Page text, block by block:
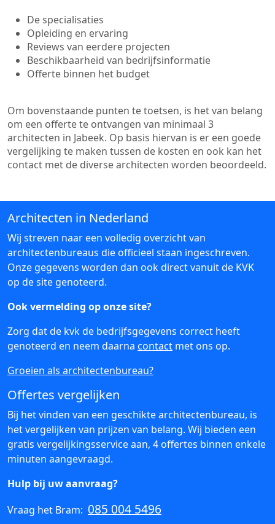
De specialisaties
Opleiding en ervaring
Reviews van eerdere projecten
Beschikbaarheid van bedrijfsinformatie
Offerte binnen het budget
Om bovenstaande punten te toetsen, is het van belang
om een offerte te ontvangen van minimaal 3
architecten in Jabeek. Op basis hiervan is er een goede
vergelijking te maken tussen de kosten en ook kan het
contact met de diverse architecten worden beoordeeld.
Architecten in Nederland
Wij streven naar een volledig overzicht van
architectenbureaus die officieel staan ingeschreven.
Onze gegevens worden dan ook direct vanuit de KVK
op de site genoteerd.
Ook vermelding op onze site?
Zorg dat de kvk de bedrijfsgegevens correct heeft
genoteerd en neem daarna contact met ons op.
Groeien als architectenbureau?
Offertes vergelijken
Bij het vinden van een geschikte architectenbureau, is
het vergelijken van prijzen van belang. Wij bieden een
gratis vergelijkingsservice aan, 4 offertes binnen enkele
minuten aangevraagd.
Hulp bij uw aanvraag?
Vraag het Bram: 085 004 5496